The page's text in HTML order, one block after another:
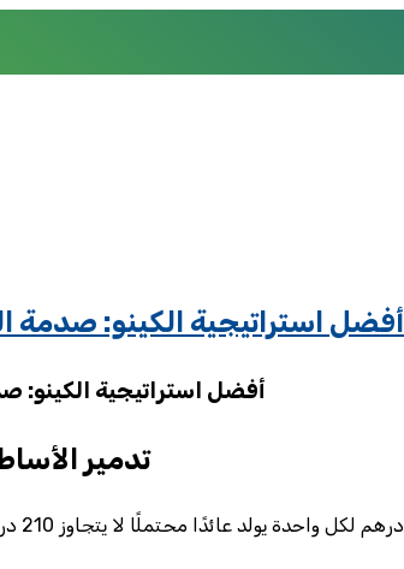
أفضل استراتيجية الكينو: صدمة
أفضل استراتيجية الكينو:
تدمير